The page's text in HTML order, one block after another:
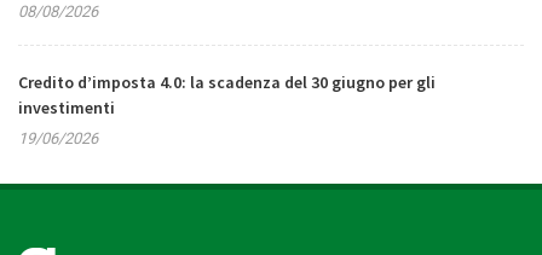
08/08/2026
Credito d’imposta 4.0: la scadenza del 30 giugno per gli
investimenti
19/06/2026